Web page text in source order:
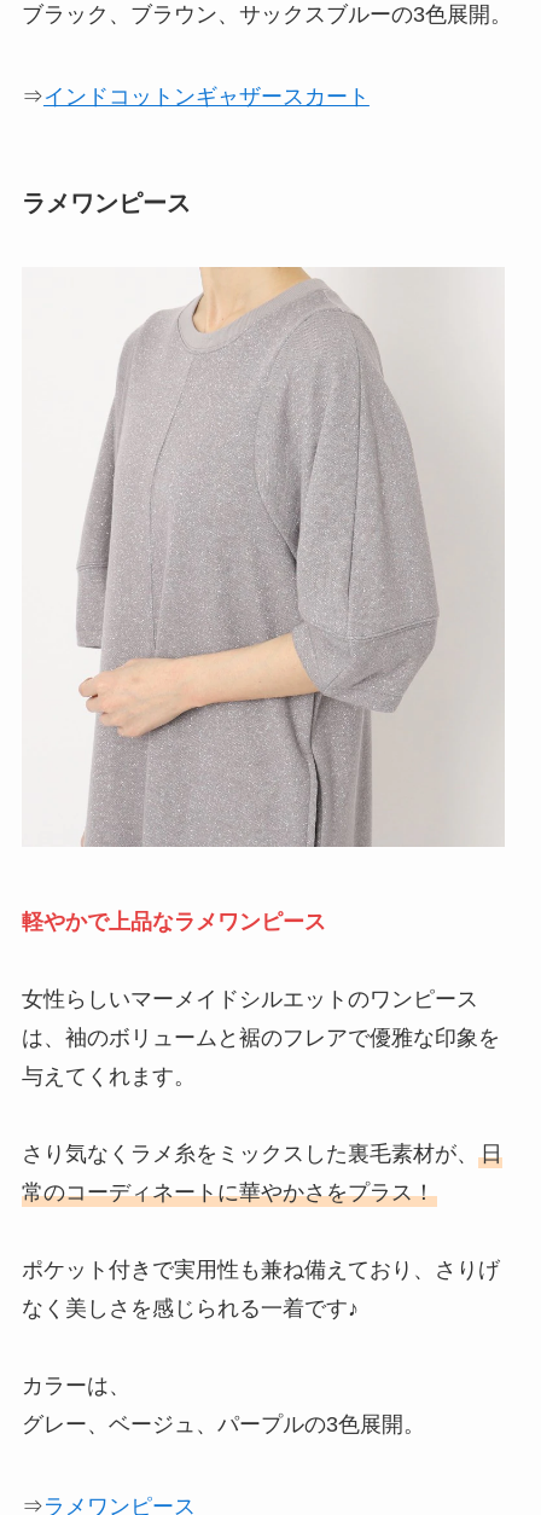
ブラック、ブラウン、サックスブルーの3色展開。
⇒インドコットンギャザースカート
ラメワンピース
軽やかで上品なラメワンピース
女性らしいマーメイドシルエットのワンピース
は、袖のボリュームと裾のフレアで優雅な印象を
与えてくれます。
さり気なくラメ糸をミックスした裏毛素材が、 日
常のコーディネートに華やかさをプラス！
ポケット付きで実用性も兼ね備えており、さりげ
なく美しさを感じられる一着です♪
カラーは、
グレー、ベージュ、パープルの3色展開。
⇒ラメワンピース